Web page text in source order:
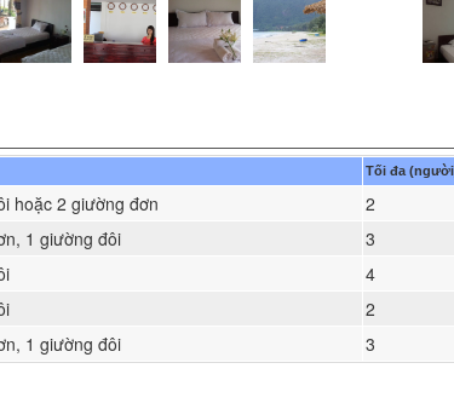
Tối đa
hoặc 2 giường đơn 2
1 giường đôi 3
4
2
1 giường đôi 3